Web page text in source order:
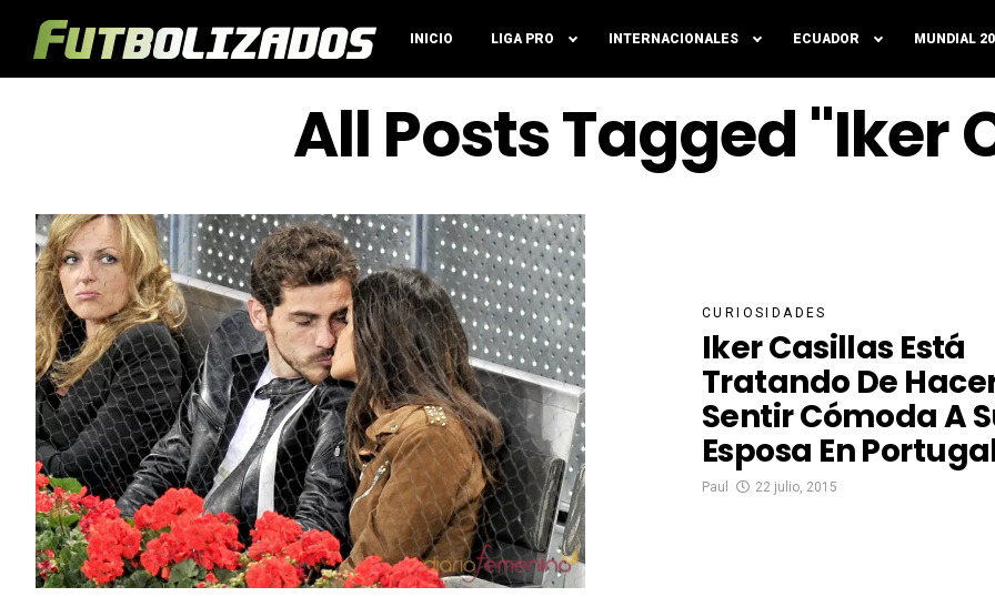
INICIO LIGA PRO INTERNACIONALES ECUADOR MUNDIAL
All Posts Tagged "Iker
CURIOSIDADES
Iker Casillas Está
Tratando De
Sentir Cómoda A
Esposa En
Paul 22 julio, 2015